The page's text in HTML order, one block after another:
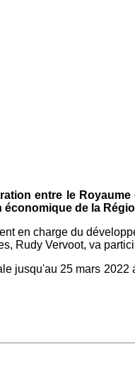
entre le
de la
en charge du
Rudy Vervoot, va
jusqu'au 25 mars